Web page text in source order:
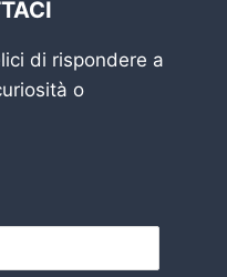
di rispondere a
o